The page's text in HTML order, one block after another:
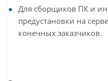
Для сборщиков ПК и
предустановки на
конечных заказчиков.